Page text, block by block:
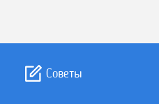
Советы